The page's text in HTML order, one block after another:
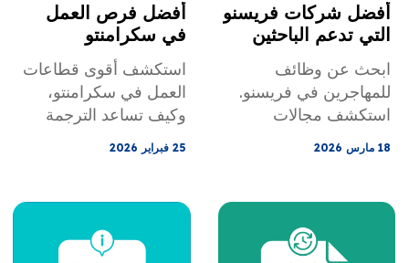
أفضل شركات فريسنو
التي تدعم الباحثين
عن عمل من
المهاجرين
ابحث عن وظائف
للمهاجرين في فريسنو.
استكشف مجالات
الرعاية الصحية
والخدمات اللوجستية
السريعة ونصائح للحصول
على وظيفة بسرعة -
حتى بدون شهادة جامعية
18 مارس 2026
أفضل فرص العمل
في سكرامنتو
للمهاجرين
استكشف أقوى قطاعات
العمل في سكرامنتو،
وكيف تساعد الترجمة
المعتمدة وتقييم
الشهادات المهاجرين على
بشكل أسرع.
25 فبراير 2026